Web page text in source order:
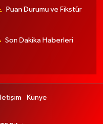
Puan Durumu ve Fikstür
Son Dakika Haberleri
İletişim Künye